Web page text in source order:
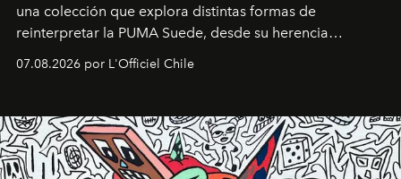
una colección que explora distintas formas de
reinterpretar la PUMA Suede, desde su herencia
deportiva hasta una mirada moderna inspirada en el
diseño y el universo outdoor.
07.08.2026 por L'Officiel Chile